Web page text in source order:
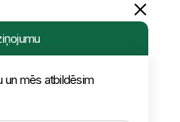
un mēs atbildēsim